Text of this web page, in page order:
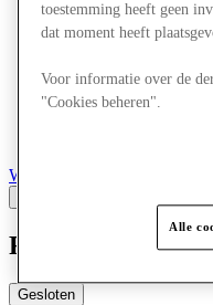
Winkels
Roberto Cavalli
Gesloten
toestemming heeft geen
dat moment heeft
Voor informatie over de
"Cookies beheren".
Alle